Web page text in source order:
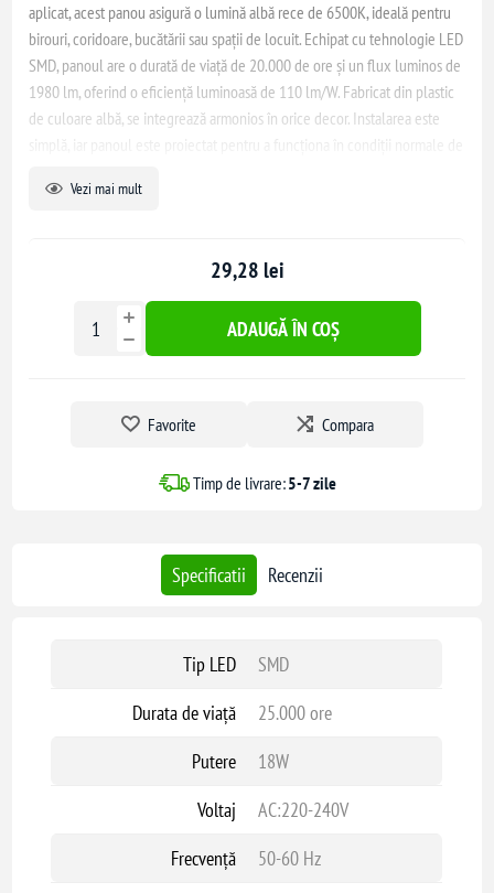
aplicat, acest panou asigură o lumină albă rece de 6500K, ideală pentru
birouri, coridoare, bucătării sau spații de locuit. Echipat cu tehnologie LED
SMD, panoul are o durată de viață de 20.000 de ore și un flux luminos de
1980 lm, oferind o eficiență luminoasă de 110 lm/W. Fabricat din plastic
de culoare albă, se integrează armonios în orice decor. Instalarea este
Vezi mai mult
29,28 lei
ADAUGĂ ÎN COȘ
Favorite Compara
Timp de livrare:5-7 zile
Specificatii Recenzii
Tip LED
SMD
Durata de viață
25.000 ore
Putere
18W
Voltaj
AC:220-240V
Frecvență
50-60 Hz